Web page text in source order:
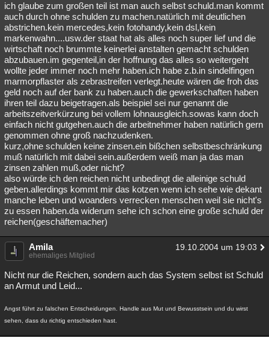
ich glaube zum großen teil ist man auch selbst schuld.man kommt
auch durch ohne schulden zu machen.natürlich mit deutlichen
abstrichen.kein mercedes,kein fotohandy,kein dsl,kein
markenwahn....usw.der staat hat als alles noch super lief und die
wirtschaft noch brummte keinerlei anstalten gemacht schulden
abzubauen.im gegenteil,in der hoffnung das alles so weitergeht
wollte jeder immer noch mehr haben.ich habe z.b.in sindelfingen
marmorpflaster als zebrastreifen verlegt.heute wären die froh das
geld noch auf der bank zu haben.auch die gewerkschaften haben
ihren teil dazu beigetragen.als beispiel sei nur genannt die
arbeitszeitverkürzung bei vollem lohnausgleich.sowas kann doch
einfach nicht gutgehen.auch die arbeitnehmer haben natürlich gern
genommen ohne groß nachzudenken.
kurz,ohne schulden keine zinsen.ein bißchen selbstbeschränkung
muß natürlich mit dabei sein.außerdem weiß man ja das man
zinsen zahlen muß,oder nicht?
also würde ich den reichen nicht unbedingt die alleinige schuld
geben.allerdings kommt mir das kotzen wenn ich sehe wie dekant
manche leben und woanders verrecken menschen weil sie nicht's
zu essen haben.da widerum sehe ich schon eine große schuld der
reichen(geschäftemacher)
Amila 19.10.2004 um 19:03
ehemaliges Mitglied
Nicht nur die Reichen, sondern auch das System selbst ist Schuld
an Armut und Leid...
Angst führt zu falschen Entscheidungen. Handle aus Mut und Bewusstsein und du wirst
sehen, dass du richtig entschieden hast.